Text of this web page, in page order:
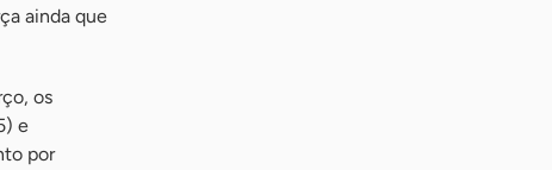
ainda que
os
e
por